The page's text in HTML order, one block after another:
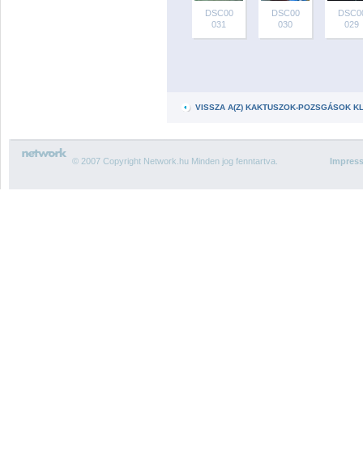
DSC00
031
DSC00
030
029
VISSZA A(Z) KAKTUSZOK-POZSGÁSOK
© 2007 Copyright Network.hu Minden jog fenntartva.